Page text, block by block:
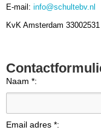
E-mail: info@schultebv.nl
KvK Amsterdam 33002531
Naam *:
Email adres *: